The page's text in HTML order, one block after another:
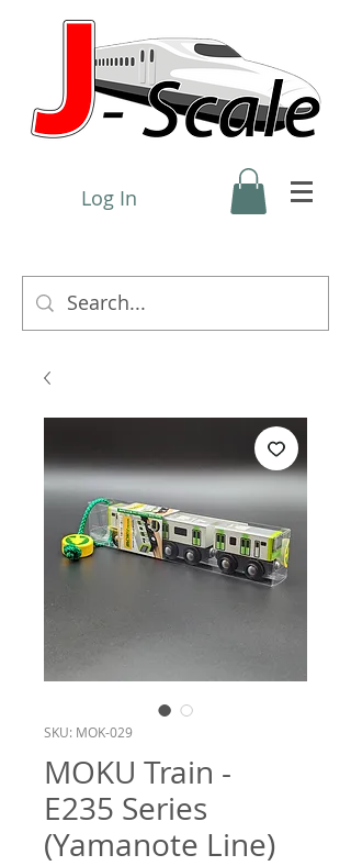
Log In
SKU: MOK-029
MOKU Train -
E235 Series
(Yamanote Line)